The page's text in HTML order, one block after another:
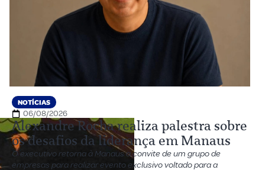
NOTÍCIAS
06/08/2026
Alexandre Rocha realiza palestra sobre
os desafios da liderança em Manaus
O executivo retorna à Manaus a convite de um grupo de
empresas para realizar evento exclusivo voltado para a